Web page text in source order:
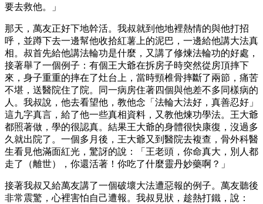
要去救他。」
那天，萬友正好下地幹活。我叔就到他地裡熱情的與他打招
呼，並蹲下去一邊幫他收拾紅薯上的泥巴，一邊給他講大法真
相。叔首先給他講法輪功是什麼，又講了修煉法輪功的好處，
接著舉了一個例子：有個王大爺在拆房子時突然從房頂摔下
來，身子重重的摔在了灶台上，當時頸椎骨摔斷了兩節，痛苦
不堪，送醫院住了院。同一病房住著四個與他差不多同樣病的
人。我叔說，他去看望他，教他念「法輪大法好，真善忍好」
這九字真言，給了他一些真相資料，又教他煉功學法。王大爺
都照著做，學的很認真。結果王大爺的身體很快康復，沒過多
久就出院了。一個多月後，王大爺又到醫院去複查，骨外科醫
生看見他滿面紅光，驚訝的說：「王老頭，你命真大，別人都
走了（離世），你還活著！你吃了什麼靈丹妙藥啊？」
接著我叔又給萬友講了一個破壞大法遭惡報的例子。萬友聽後
非常震驚，心裡害怕自己遭報。我叔見狀，趁熱打鐵，說：